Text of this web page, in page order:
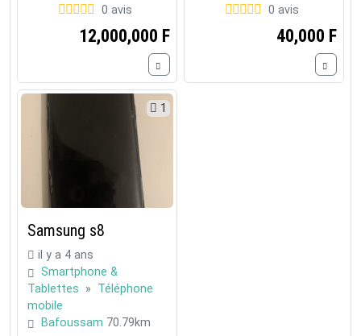
0 avis
12,000,000 F
0 avis
40,000 F
1
Samsung s8
il y a 4 ans
Smartphone &
Tablettes » Téléphone
mobile
Bafoussam 70.79km